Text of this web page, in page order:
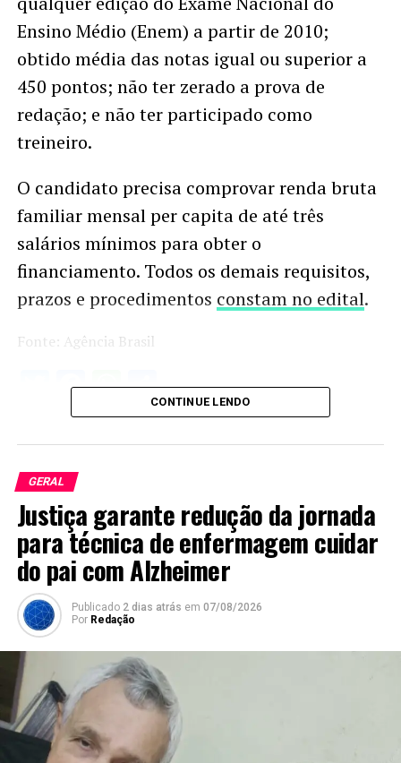
Ensino Médio (Enem) a partir de 2010;
obtido média das notas igual ou superior a
450 pontos; não ter zerado a prova de
redação; e não ter participado como
treineiro.
O candidato precisa comprovar renda bruta
familiar mensal per capita de até três
salários mínimos para obter o
financiamento. Todos os demais requisitos,
prazos e procedimentos constam no edital.
Fonte: Agência Brasil
Twitter
Facebook
WhatsApp
Share
CONTINUE LENDO
GERAL
Justiça garante redução da jornada
para técnica de enfermagem cuidar
do pai com Alzheimer
Publicado 2 dias atrás em 07/08/2026
Por Redação